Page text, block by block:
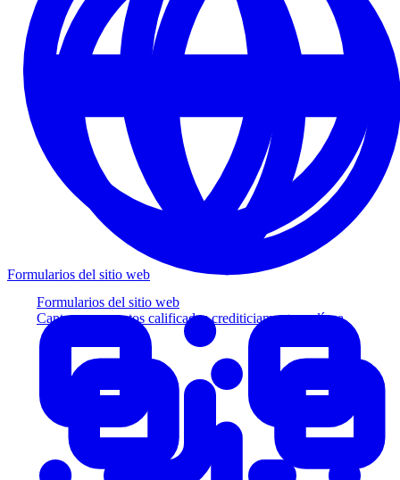
Formularios del sitio web
Capture prospectos calificados crediticiamente en línea
Formularios del sitio web